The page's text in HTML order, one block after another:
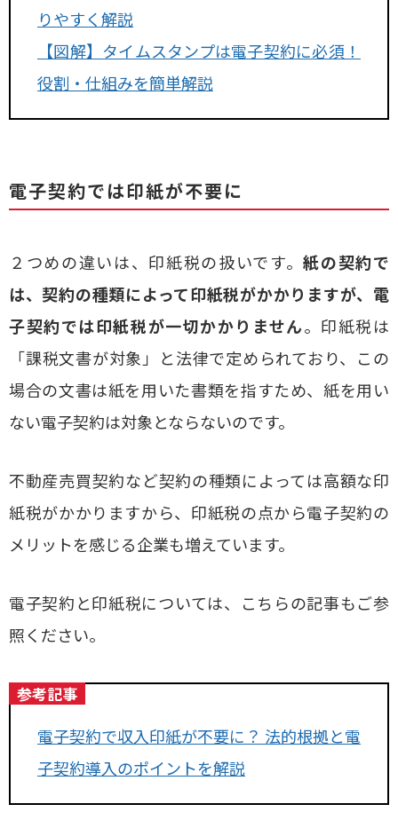
りやすく解説
【図解】タイムスタンプは電子契約に必須！
役割・仕組みを簡単解説
電子契約では印紙が不要に
２つめの違いは、印紙税の扱いです。紙の契約で
は、契約の種類によって印紙税がかかりますが、電
子契約では印紙税が一切かかりません。印紙税は
「課税文書が対象」と法律で定められており、この
場合の文書は紙を用いた書類を指すため、紙を用い
ない電子契約は対象とならないのです。
不動産売買契約など契約の種類によっては高額な印
紙税がかかりますから、印紙税の点から電子契約の
メリットを感じる企業も増えています。
電子契約と印紙税については、こちらの記事もご参
照ください。
参考記事
電子契約で収入印紙が不要に？ 法的根拠と電
子契約導入のポイントを解説